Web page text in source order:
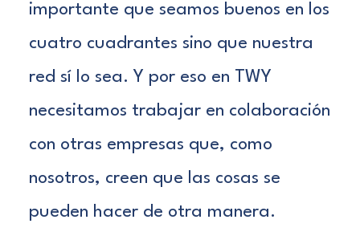
importante que seamos buenos en los
cuatro cuadrantes sino que nuestra
red sí lo sea. Y por eso en TWY
necesitamos trabajar en colaboración
con otras empresas que, como
nosotros, creen que las cosas se
pueden hacer de otra manera.